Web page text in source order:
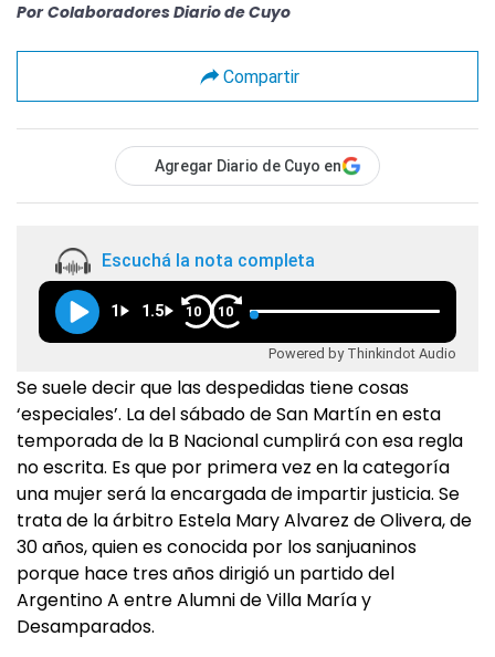
Por Colaboradores Diario de Cuyo
Compartir
Agregar Diario de Cuyo en
Escuchá la nota completa
1 1.5 10 10
Powered by Thinkindot Audio
Se suele decir que las despedidas tiene cosas
‘especiales’. La del sábado de San Martín en esta
temporada de la B Nacional cumplirá con esa regla
no escrita. Es que por primera vez en la categoría
una mujer será la encargada de impartir justicia. Se
trata de la árbitro Estela Mary Alvarez de Olivera, de
30 años, quien es conocida por los sanjuaninos
porque hace tres años dirigió un partido del
Argentino A entre Alumni de Villa María y
Desamparados.